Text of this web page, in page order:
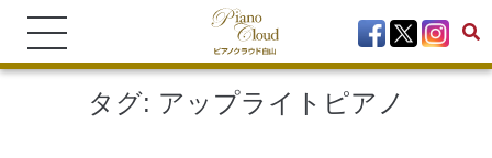
タグ: アップライトピアノ